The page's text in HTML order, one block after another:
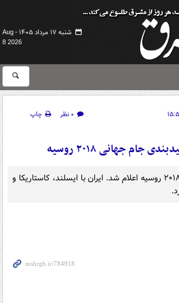
شنبه ۱۷ مرداد ۱۴۰۵ -
Aug
8 2026
۰ نظر
چاپ
جام جهانی ۲۰۱۸ روسیه
سیدبندی جام جهانی ۲۰۱۸ روسیه اعلام شد. ایران با ایسلند، کاستاریکا و